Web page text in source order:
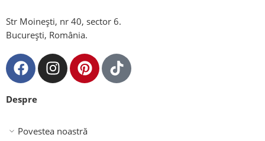
Str Moinești, nr 40, sector 6.
București, România.
Despre
Povestea noastră